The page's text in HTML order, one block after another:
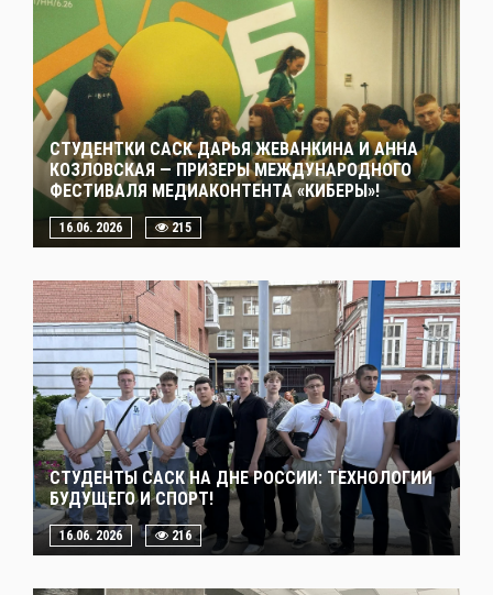
СТУДЕНТКИ САСК ДАРЬЯ ЖЕВАНКИНА И АННА
КОЗЛОВСКАЯ — ПРИЗЕРЫ МЕЖДУНАРОДНОГО
ФЕСТИВАЛЯ МЕДИАКОНТЕНТА «КИБЕРЫ»!
16.06. 2026 215
СТУДЕНТЫ САСК НА ДНЕ РОССИИ: ТЕХНОЛОГИИ
БУДУЩЕГО И СПОРТ!
16.06. 2026 216